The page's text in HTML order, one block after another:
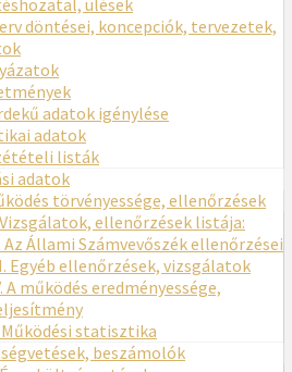
döntései, koncepciók, tervezetek,
adatok igénylése
adatok
listák
adatok
törvényessége, ellenőrzések
ellenőrzések listája:
Az Állami Számvevőszék ellenőrzései
Egyéb ellenőrzések, vizsgálatok
A működés eredményessége,
Működési statisztika
beszámolók